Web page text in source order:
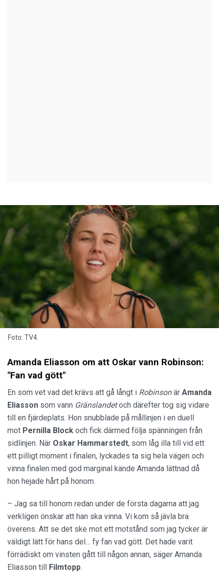
Foto: TV4.
Amanda Eliasson om att Oskar vann Robinson:
"Fan vad gött"
En som vet vad det krävs att gå långt i Robinsonär Amanda
Eliasson som vann Gränslandetoch därefter tog sig vidare
till en fjärdeplats. Hon snubblade på mållinjen i en duell
mot Pernilla Block och fick därmed följa spänningen från
sidlinjen. När Oskar Hammarstedt, som låg illa till vid ett
ett pilligt moment i finalen, lyckades ta sig hela vägen och
vinna finalen med god marginal kände Amanda lättnad då
hon hejade hårt på honom.
– Jag sa till honom redan under de första dagarna att jag
verkligen önskar att han ska vinna. Vi kom så jävla bra
överens. Att se det ske mot ett motstånd som jag tycker är
väldigt lätt för hans del… fy fan vad gött. Det hade varit
förrädiskt om vinsten gått till någon annan, säger Amanda
Eliasson till Filmtopp.